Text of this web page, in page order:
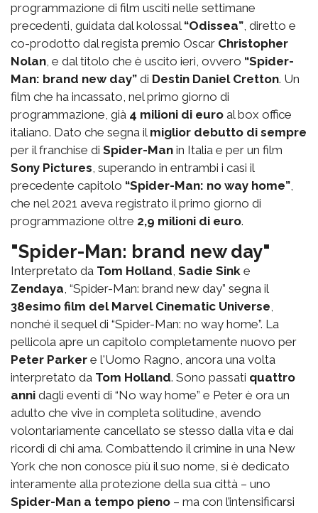
programmazione di film usciti nelle settimane
precedenti, guidata dal kolossal “Odissea”, diretto e
co-prodotto dal regista premio Oscar Christopher
Nolan, e dal titolo che è uscito ieri, ovvero “Spider-
Man: brand new day” di Destin Daniel Cretton. Un
film che ha incassato, nel primo giorno di
programmazione, già 4 milioni di euro al box office
italiano. Dato che segna il miglior debutto di sempre
per il franchise di Spider-Man in Italia e per un film
Sony Pictures, superando in entrambi i casi il
precedente capitolo “Spider-Man: no way home”,
che nel 2021 aveva registrato il primo giorno di
programmazione oltre 2,9 milioni di euro.
"Spider-Man: brand new day"
Interpretato da Tom Holland, Sadie Sink e
Zendaya, “Spider-Man: brand new day” segna il
38esimo film del Marvel Cinematic Universe,
nonché il sequel di “Spider-Man: no way home”. La
pellicola apre un capitolo completamente nuovo per
Peter Parker e l'Uomo Ragno, ancora una volta
interpretato da Tom Holland. Sono passati quattro
anni dagli eventi di “No way home” e Peter è ora un
adulto che vive in completa solitudine, avendo
volontariamente cancellato se stesso dalla vita e dai
ricordi di chi ama. Combattendo il crimine in una New
York che non conosce più il suo nome, si è dedicato
interamente alla protezione della sua città – uno
Spider-Man a tempo pieno – ma con l’intensificarsi